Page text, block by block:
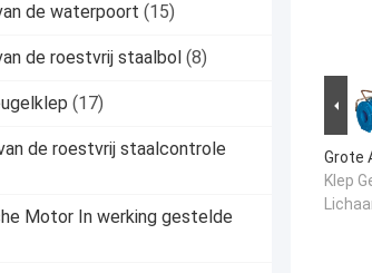
de waterpoort (15)
de roestvrij staalbol (8)
(17)
de roestvrij staalcontrole
Motor In werking gestelde
Grote
Klep